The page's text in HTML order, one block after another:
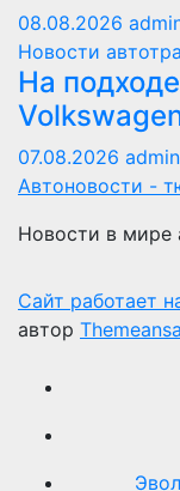
08.08.2026
Новости
На
07.08.2026 admin
Автоновости -
Новости в мире
Сайт работает
автор